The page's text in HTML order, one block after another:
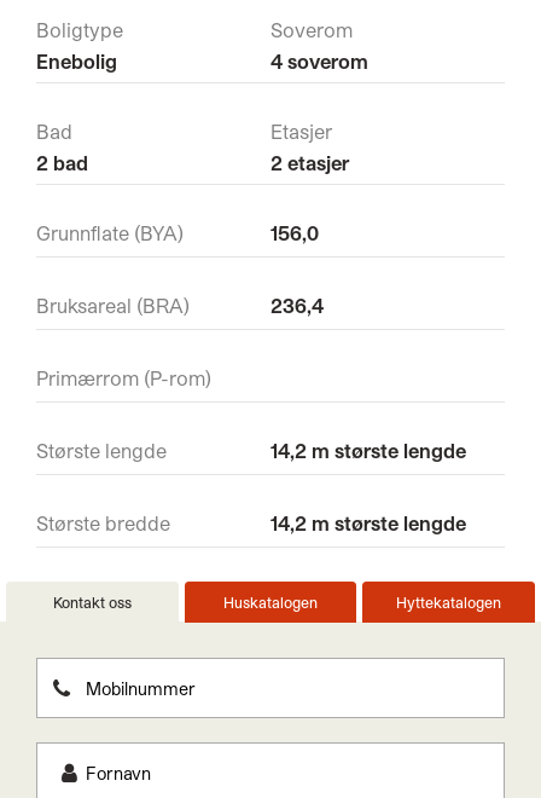
Boligtype
Enebolig
Soverom
4 soverom
Bad
2 bad
Etasjer
2 etasjer
Grunnflate (BYA) 156,0
Bruksareal (BRA) 236,4
Primærrom (P-rom)
Største lengde 14,2 m største lengde
Største bredde 14,2 m største lengde
Kontakt oss Huskatalogen Hyttekatalogen